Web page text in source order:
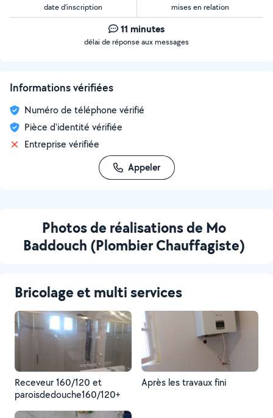
date d’inscription mises en relation
11 minutes
délai de réponse aux messages
Informations vérifiées
Numéro de téléphone vérifié
Pièce d'identité vérifiée
Entreprise vérifiée
Appeler
Photos de réalisations de Mo
Baddouch (Plombier Chauffagiste)
Bricolage et multi services
Receveur 160/120 et
paroisdedouche160/120+
Après les travaux fini